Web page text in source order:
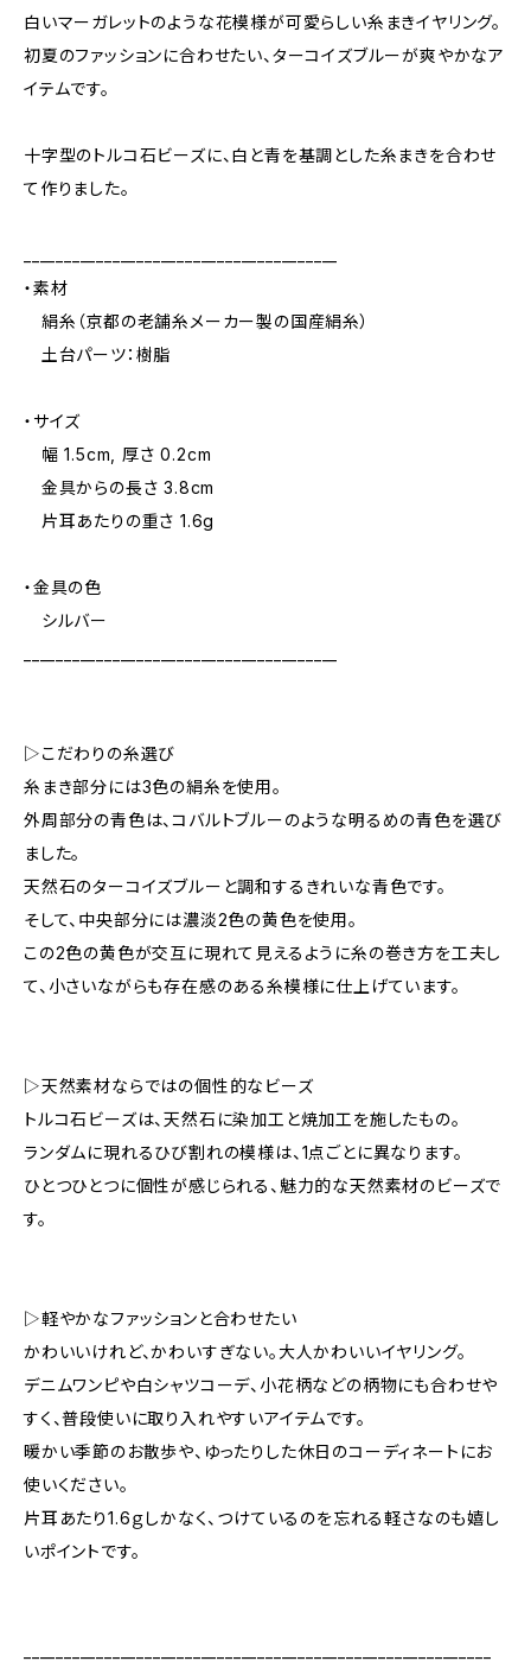
白いマーガレットのような花模様が可愛らしい糸まきイヤリング。
初夏のファッションに合わせたい、ターコイズブルーが爽やかなア
イテムです。
十字型のトルコ石ビーズに、白と青を基調とした糸まきを合わせ
て作りました。
・素材
絹糸（京都の老舗糸メーカー製の国産絹糸）
土台パーツ：樹脂
・サイズ
幅 1.5cm, 厚さ 0.2cm
金具からの長さ 3.8cm
片耳あたりの重さ 1.6g
・金具の色
シルバー
▷こだわりの糸選び
糸まき部分には3色の絹糸を使用。
外周部分の青色は、コバルトブルーのような明るめの青色を選び
ました。
天然石のターコイズブルーと調和するきれいな青色です。
そして、中央部分には濃淡2色の黄色を使用。
この2色の黄色が交互に現れて見えるように糸の巻き方を工夫し
て、小さいながらも存在感のある糸模様に仕上げています。
▷天然素材ならではの個性的なビーズ
トルコ石ビーズは、天然石に染加工と焼加工を施したもの。
ランダムに現れるひび割れの模様は、1点ごとに異なります。
ひとつひとつに個性が感じられる、魅力的な天然素材のビーズで
す。
▷軽やかなファッションと合わせたい
かわいいけれど、かわいすぎない。大人かわいいイヤリング。
デニムワンピや白シャツコーデ、小花柄などの柄物にも合わせや
すく、普段使いに取り入れやすいアイテムです。
暖かい季節のお散歩や、ゆったりした休日のコーディネートにお
使いください。
片耳あたり1.6ｇしかなく、つけているのを忘れる軽さなのも嬉し
いポイントです。